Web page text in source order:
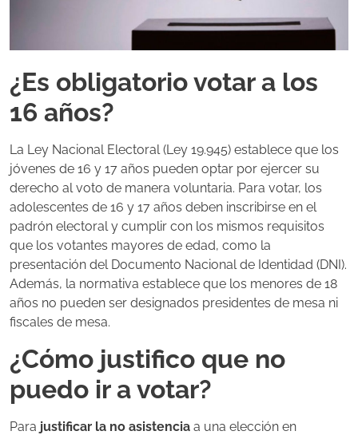
¿Es obligatorio votar a los
16 años?
La Ley Nacional Electoral (Ley 19.945) establece que los
jóvenes de 16 y 17 años pueden optar por ejercer su
derecho al voto de manera voluntaria. Para votar, los
adolescentes de 16 y 17 años deben inscribirse en el
padrón electoral y cumplir con los mismos requisitos
que los votantes mayores de edad, como la
presentación del Documento Nacional de Identidad (DNI).
Además, la normativa establece que los menores de 18
años no pueden ser designados presidentes de mesa ni
fiscales de mesa.
¿Cómo justifico que no
puedo ir a votar?
Para justificar la no asistencia a una elección en